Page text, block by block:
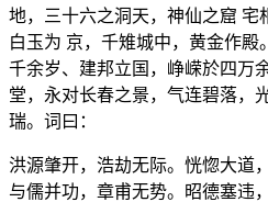
地，三十六之洞天，神仙之窟 宅
白玉为 京，千雉城中，黄金作
千余岁、建邦立国，峥嵘於四万
堂，永对长春之景，气连碧落，
瑞。词曰：
洪源肇开，浩劫无际。恍惚大道
与儒并功，章甫无势。昭德塞违